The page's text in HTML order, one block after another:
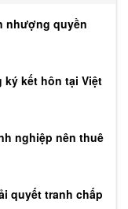
nhượng quyền
ký kết hôn tại Việt
nghiệp nên thuê
quyết tranh chấp